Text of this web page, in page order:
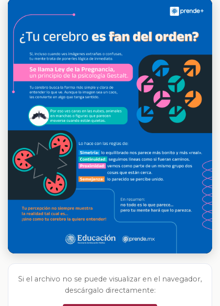
Si el archivo no se puede visualizar en el navegador,
descárgalo directamente: